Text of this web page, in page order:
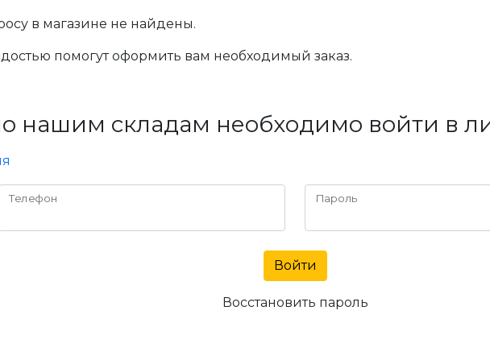
в магазине не найдены.
помогут оформить вам необходимый заказ.
нашим складам необходимо войти в
Телефон Пароль
Войти
Восстановить пароль